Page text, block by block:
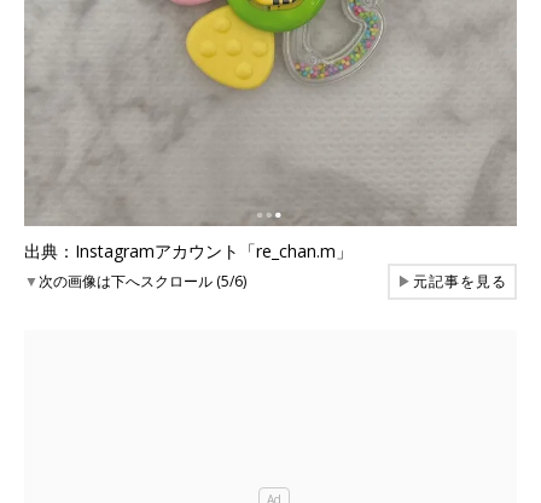
出典：Instagramアカウント「re_chan.m」
▼次の画像は下へスクロール (5/6) ▶元記事を見る